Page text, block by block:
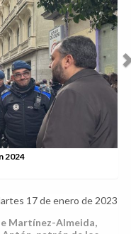
2024
17 de enero de 2023
Martínez-Almeida,